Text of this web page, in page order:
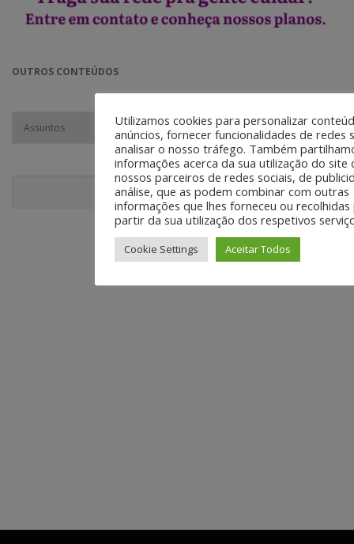
OUTROS CONTEÚDOS
Pesquisar
Utilizamos cookies para personalizar
anúncios, fornecer funcionalidades de redes
analisar o nosso tráfego. Também
informações acerca da sua utilização do site
nossos parceiros de redes sociais, de
análise, que as podem combinar com outras
informações que lhes forneceu ou
partir da sua utilização dos respetivos
Cookie Settings Aceitar Todos